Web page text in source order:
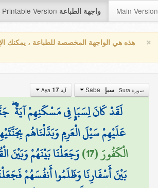
Printable Version واجهة الطباعة Main Version
× هذه هي الواجهة المخصصة للطباعة ، يمكنك
سورة Sura سبإ آية Aya 17
لَقَدْ كَانَ لِسَبَإٍ فِي مَسْكَنِهِمْ آيَةٌ
عَلَيْهِمْ سَيْلَ الْعَرِمِ وَبَدَّلْنَاهُم
الْكَفُورَ (17)
وَجَعَلْنَا بَيْنَهُمْ وَبَيْنَ
بَيْنَ أَسْفَارِنَا وَظَلَمُوا أَنفُسَهُمْ